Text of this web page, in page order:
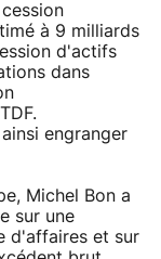
à 9 milliards
d'actifs
dans
engranger
Michel Bon a
sur une
d'affaires et sur